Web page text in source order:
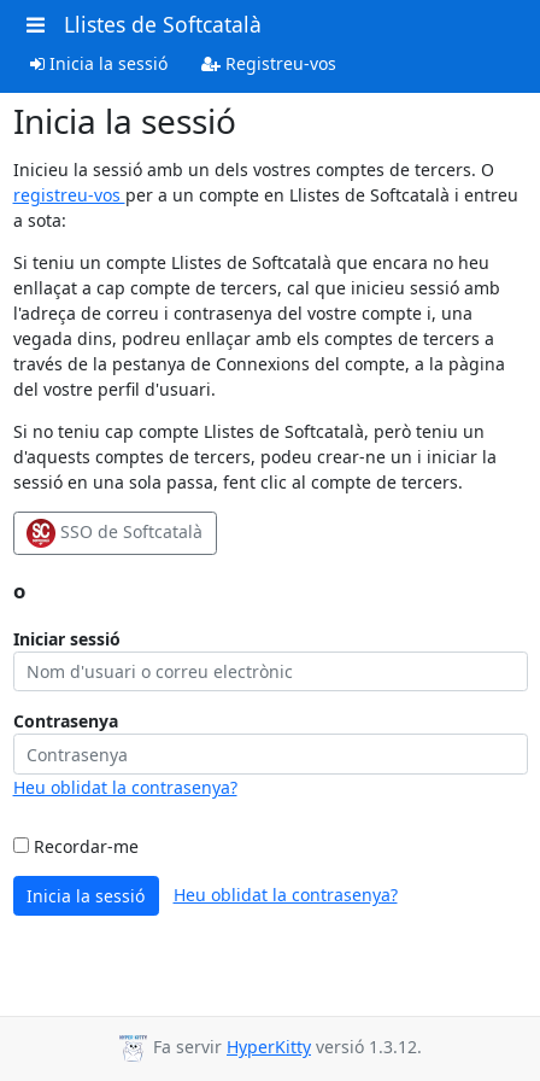
Llistes de Softcatalà
Inicia la sessió Registreu-vos
Inicia la sessió
Inicieu la sessió amb un dels vostres comptes de tercers. O
registreu-vos per a un compte en Llistes de Softcatalà i entreu
a sota:
Si teniu un compte Llistes de Softcatalà que encara no heu
enllaçat a cap compte de tercers, cal que inicieu sessió amb
l'adreça de correu i contrasenya del vostre compte i, una
vegada dins, podreu enllaçar amb els comptes de tercers a
través de la pestanya de Connexions del compte, a la pàgina
del vostre perfil d'usuari.
Si no teniu cap compte Llistes de Softcatalà, però teniu un
d'aquests comptes de tercers, podeu crear-ne un i iniciar la
sessió en una sola passa, fent clic al compte de tercers.
SSO de Softcatalà
o
Iniciar sessió
Contrasenya
Heu oblidat la contrasenya?
Recordar-me
Inicia la sessió Heu oblidat la contrasenya?
Fa servir HyperKitty versió 1.3.12.